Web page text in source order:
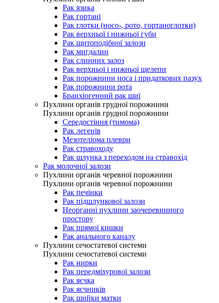
Рак язика
Рак гортані
Рак глотки (носо-, рото, гортаноглотки)
Рак верхньої і нижньої губи
Рак щитоподібної залози
Рак мигдалин
Рак слинних залоз
Рак верхньої і нижньої щелепи
Рак порожнини носа і придаткових пазух
Рак порожнини рота
Бранхіогенний рак шиї
Пухлини органів грудної порожнини
Пухлини органів грудної порожнини
Середостіння (тимома)
Рак легенів
Мезотеліома плеври
Рак стравоходу
Рак шлунка з переходом на стравохід
Рак молочної залози
Пухлини органів черевної порожнини
Пухлини органів черевної порожнини
Рак печінки
Рак підшлункової залози
Неорганні пухлини заочеревинного
простору
Рак прямої кишки
Рак анального каналу
Пухлини сечостатевої системи
Пухлини сечостатевої системи
Рак нирки
Рак передміхурової залози
Рак яєчка
Рак яєчників
Рак шийки матки